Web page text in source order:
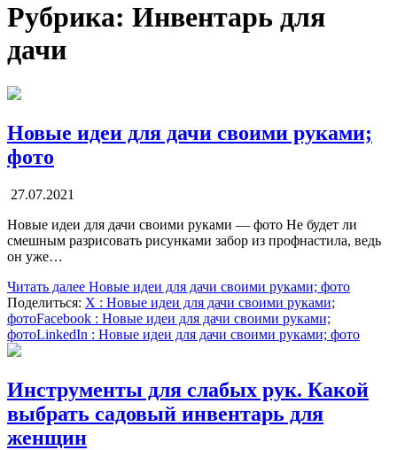
Рубрика: Инвентарь для
дачи
Новые идеи для дачи своими руками;
фото
27.07.2021
Новые идеи для дачи своими руками — фото Не будет ли
смешным разрисовать рисунками забор из профнастила, ведь
он уже…
Читать далее Новые идеи для дачи своими руками; фото
Поделиться: X : Новые идеи для дачи своими руками;
фотоFacebook : Новые идеи для дачи своими руками;
фотоLinkedIn : Новые идеи для дачи своими руками; фото
Инструменты для слабых рук. Какой
выбрать садовый инвентарь для
женщин